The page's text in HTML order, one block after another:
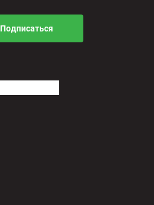
Подписаться